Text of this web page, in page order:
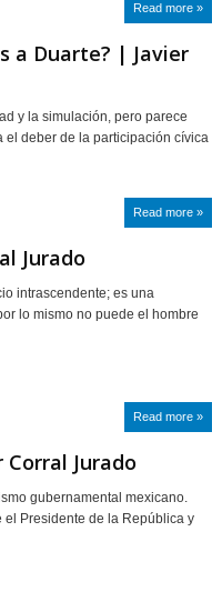
Read more »
a Duarte? | Javier
y la simulación, pero parece
el deber de la participación cívica
Read more »
Jurado
intrascendente; es una
lo mismo no puede el hombre
Read more »
Jurado
gubernamental mexicano.
Presidente de la República y